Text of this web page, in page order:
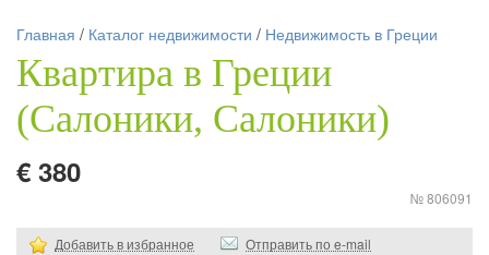
Главная / Каталог недвижимости / Недвижимость в Греции
Квартира в Греции
(Салоники, Салоники)
€ 380
№ 806091
Добавить в избранное Отправить по e-mail